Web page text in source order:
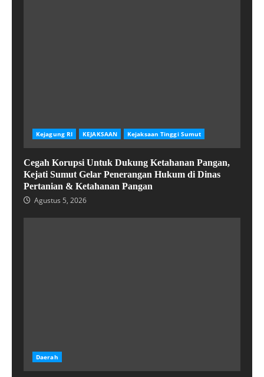
Kejagung RI KEJAKSAAN Kejaksaan Tinggi Sumut
Cegah Korupsi Untuk Dukung Ketahanan Pangan,
Kejati Sumut Gelar Penerangan Hukum di Dinas
Pertanian & Ketahanan Pangan
Agustus 5, 2026
Daerah